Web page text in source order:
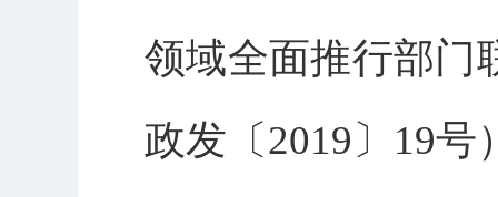
领域全面推行部门
政发〔2019〕19号